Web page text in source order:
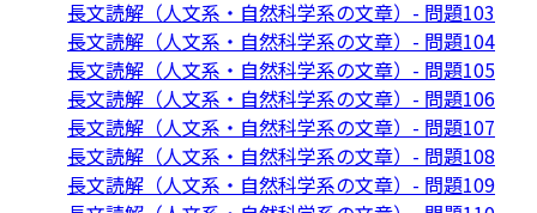
長文読解（人文系・自然科学系の文章）- 問題103
長文読解（人文系・自然科学系の文章）- 問題104
長文読解（人文系・自然科学系の文章）- 問題105
長文読解（人文系・自然科学系の文章）- 問題106
長文読解（人文系・自然科学系の文章）- 問題107
長文読解（人文系・自然科学系の文章）- 問題108
長文読解（人文系・自然科学系の文章）- 問題109